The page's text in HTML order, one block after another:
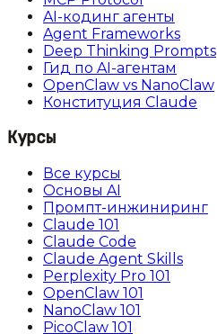
AI-кодинг агенты
Agent Frameworks
Deep Thinking Prompts
Гид по AI-агентам
OpenClaw vs NanoClaw
Конституция Claude
Курсы
Все курсы
Основы AI
Промпт-инжиниринг
Claude 101
Claude Code
Claude Agent Skills
Perplexity Pro 101
OpenClaw 101
NanoClaw 101
PicoClaw 101